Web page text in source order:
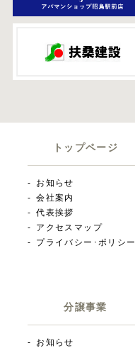
トップページ
お知らせ
会社案内
代表挨拶
アクセスマップ
プライバシー･ポリシー
分譲事業
お知らせ